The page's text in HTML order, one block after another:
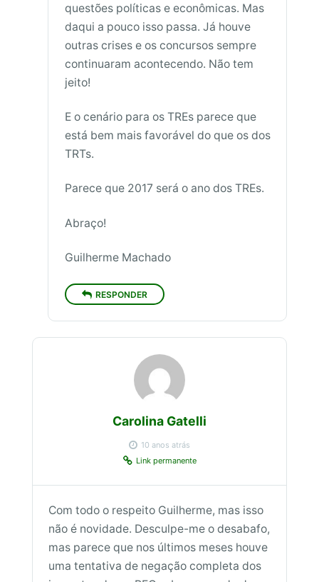
questões políticas e econômicas. Mas
daqui a pouco isso passa. Já houve
outras crises e os concursos sempre
continuaram acontecendo. Não tem
jeito!
E o cenário para os TREs parece que
está bem mais favorável do que os dos
TRTs.
Parece que 2017 será o ano dos TREs.
Abraço!
Guilherme Machado
RESPONDER
Carolina Gatelli
10 anos atrás
Link permanente
Com todo o respeito Guilherme, mas isso
não é novidade. Desculpe-me o desabafo,
mas parece que nos últimos meses houve
uma tentativa de negação completa dos